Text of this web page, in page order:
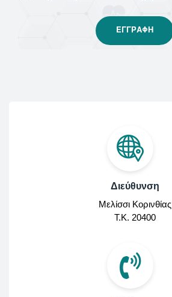
Διεύθυνση
Μελίσσι Κορινθίας
Τ.Κ. 20400